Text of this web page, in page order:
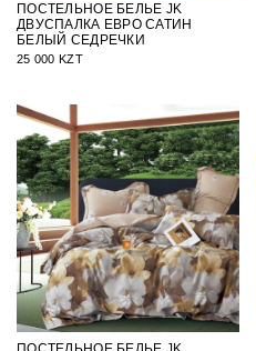
ПОСТЕЛЬНОЕ БЕЛЬЕ JK
ДВУСПАЛКА ЕВРО САТИН
БЕЛЫЙ СЕДРЕЧКИ
25 000 KZT